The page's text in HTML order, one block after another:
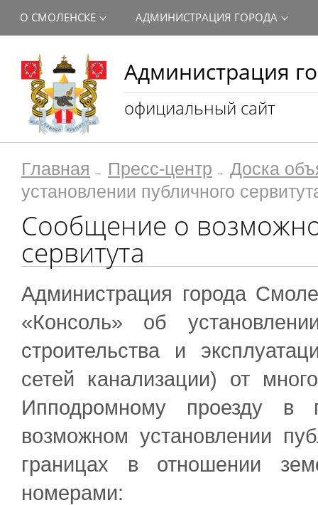
Администрация
официальный сайт
О СМОЛЕНСКЕ АДМИНИСТРАЦИЯ ГОРОДА
Главная Пресс-центр
Доска
установлении публичного
Сообщение о
сервитута
Администрация города
«Консоль» об
строительства и
сетей канализации) от
Ипподромному проезду в
возможном установлении
границах в отношении
номерами: